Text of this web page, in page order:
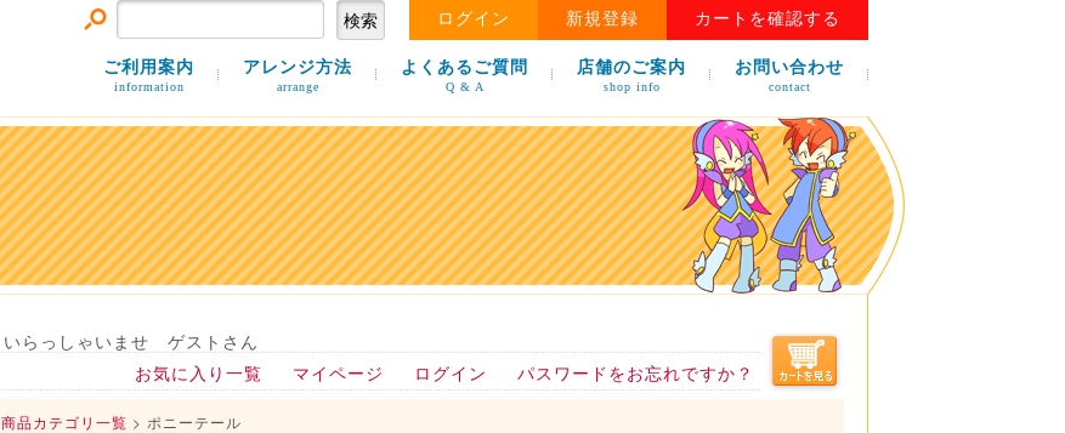
ログイン 新規登録 カートを確認する
ご利用案内
information
アレンジ方法
arrange
よくあるご質問
Q & A
店舗のご案内
shop info
お問い合わせ
contact
いらっしゃいませ ゲストさん
お気に入り一覧
マイページ ログイン パスワードをお忘れですか？
商品カテゴリ一覧 > ポニーテール